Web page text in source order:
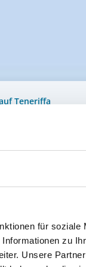
für soziale
zu
Unsere
Teneriffa